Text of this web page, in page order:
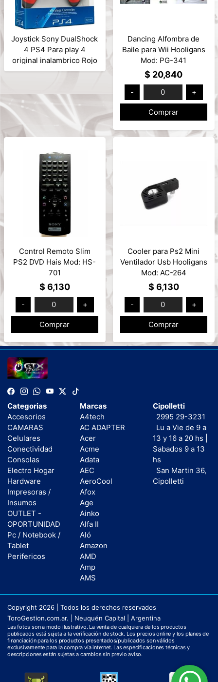
Joystick Sony DualShock
4 PS4 Para play 4
original inalambrico Rojo
Magma Mod: CUH-
Dancing Alfombra de
Baile para Wii Hooligans
Mod: PG-341
$ 20,840
- 0 +
Comprar
Control Remoto Slim
PS2 DVD Hais Mod: HS-
701
$ 6,130
- 0 +
Comprar
Cooler para Ps2 Mini
Ventilador Usb Hooligans
Mod: AC-264
$ 6,130
- 0 +
Comprar
Categorias
Accesorios
CAMARAS
Celulares
Conectividad
Consolas
Electro Hogar
Hardware
Impresoras /
Insumos
OUTLET -
OPORTUNIDAD
Pc / Notebook /
Tablet
Perifericos
Marcas
A4tech
AC ADAPTER
Acer
Acme
Adata
AEC
AeroCool
Afox
Age
Ainko
Alfa II
Aló
Amazon
AMD
Amp
AMS
Cipolletti
2995 29-3231
Lu a Vie de 9 a
13 y 16 a 20 hs |
Sabados 9 a 13
hs
San Martin 36,
Cipolletti
Copyright 2026 | Todos los derechos reservados
ToroGestion.com.ar. | Neuquén Capital | Argentina
Las fotos son a modo ilustrativo. La venta de cualquiera de los productos
publicados está sujeta a la verificación de stock. Los precios online y los planes de
financiación para los productos presentados/publicados son válidos
exclusivamente para la compra vía internet. Las especificaciones técnicas y
descripciones están sujetas a cambios sin previo aviso.